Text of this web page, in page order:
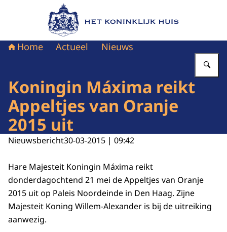
Naar de homepage van Het Koninklijk Huis
Home Actueel Nieuws
Koningin Máxima reikt
Appeltjes van Oranje
2015 uit
Nieuwsbericht30-03-2015 | 09:42
Hare Majesteit Koningin Máxima reikt
donderdagochtend 21 mei de Appeltjes van Oranje
2015 uit op Paleis Noordeinde in Den Haag. Zijne
Majesteit Koning Willem-Alexander is bij de uitreiking
aanwezig.